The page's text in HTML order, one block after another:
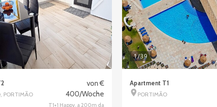
PORTIMÃO
von €
400/Woche
T1+1 Happy, a 200m da
1/39
Apartment T1
PORTIMÃO